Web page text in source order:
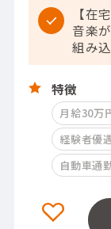
【在
音楽
組み
特徴
月給30万
経験者優
自動車通